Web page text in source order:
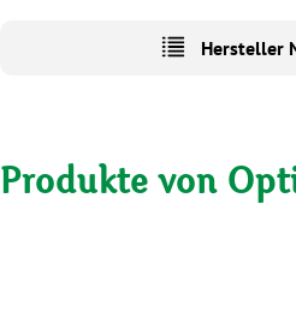
Hersteller
Produkte von